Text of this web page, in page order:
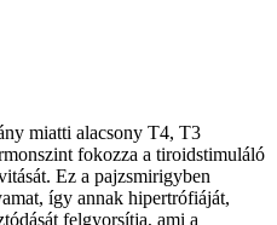
miatti alacsony T4, T3
fokozza a tiroidstimuláló
Ez a pajzsmirigyben
így annak hipertrófiáját,
felgyorsítja, ami a